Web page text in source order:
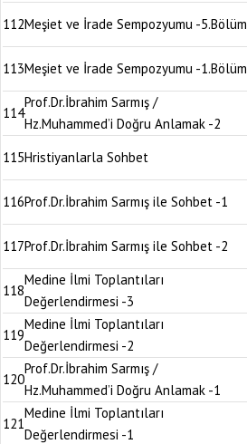
112Meşiet ve İrade Sempozyumu -5.Bölüm
113Meşiet ve İrade Sempozyumu -1.Bölüm
114
Prof.Dr.İbrahim Sarmış /
Hz.Muhammed’i Doğru Anlamak -2
115Hristiyanlarla Sohbet
116Prof.Dr.İbrahim Sarmış ile Sohbet -1
117Prof.Dr.İbrahim Sarmış ile Sohbet -2
118
Medine İlmi Toplantıları
Değerlendirmesi -3
119
Medine İlmi Toplantıları
Değerlendirmesi -2
120
Prof.Dr.İbrahim Sarmış /
Hz.Muhammed’i Doğru Anlamak -1
121
Medine İlmi Toplantıları
Değerlendirmesi -1